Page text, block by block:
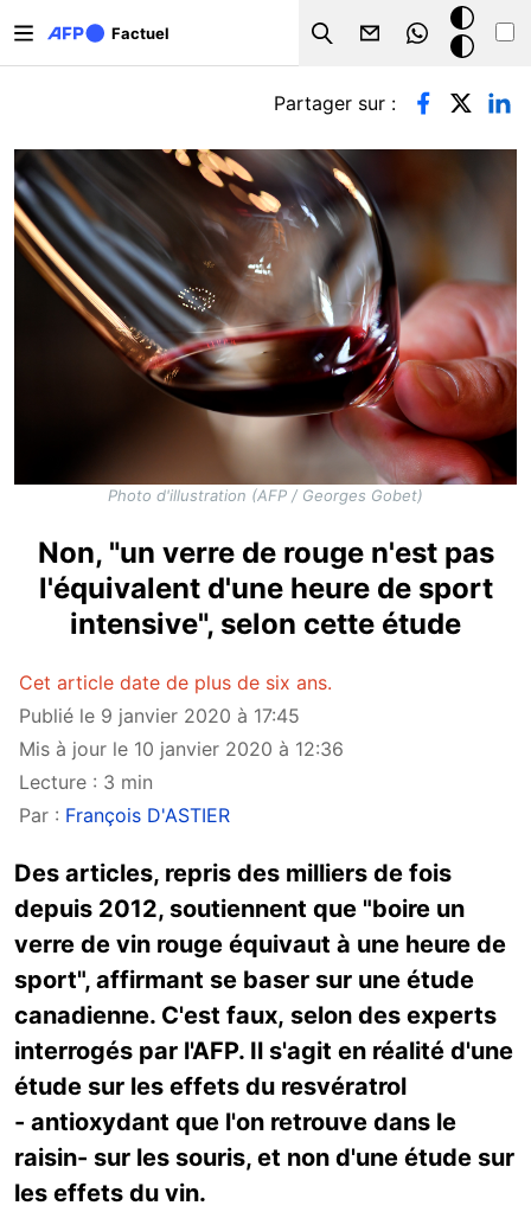
Factuel
Search
Mode
sombre
Onglets principaux
Partager sur :
Photo d'illustration (AFP / Georges Gobet)
Non, "un verre de rouge n'est pas
l'équivalent d'une heure de sport
intensive", selon cette étude
Cet article date de plus de six ans.
Publié le 9 janvier 2020 à 17:45
Mis à jour le 10 janvier 2020 à 12:36
Lecture : 3 min
Par : François D'ASTIER
Des articles, repris des milliers de fois
depuis 2012, soutiennent que "boire un
verre de vin rouge équivaut à une heure de
sport", affirmant se baser sur une étude
canadienne. C'est faux, selon des experts
interrogés par l'AFP. Il s'agit en réalité d'une
étude sur les effets du resvératrol
- antioxydant que l'on retrouve dans le
raisin- sur les souris, et non d'une étude sur
les effets du vin.